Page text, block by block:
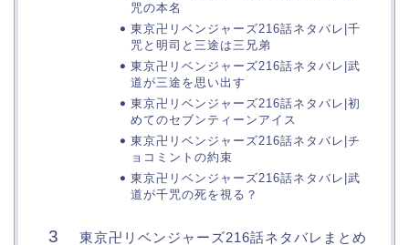
咒の本名
東京卍リベンジャーズ216話ネタバレ|千
咒と明司と三途は三兄弟
東京卍リベンジャーズ216話ネタバレ|武
道が三途を思い出す
東京卍リベンジャーズ216話ネタバレ|初
めてのセブンティーンアイス
東京卍リベンジャーズ216話ネタバレ|チ
ョコミントの約束
東京卍リベンジャーズ216話ネタバレ|武
道が千咒の死を視る？
東京卍リベンジャーズ216話ネタバレまとめ